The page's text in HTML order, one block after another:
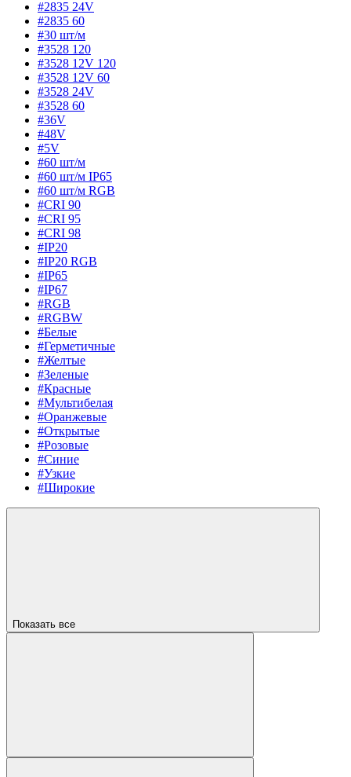
#2835 24V
#2835 60
#30 шт/м
#3528 120
#3528 12V 120
#3528 12V 60
#3528 24V
#3528 60
#36V
#48V
#5V
#60 шт/м
#60 шт/м IP65
#60 шт/м RGB
#CRI 90
#CRI 95
#CRI 98
#IP20
#IP20 RGB
#IP65
#IP67
#RGB
#RGBW
#Белые
#Герметичные
#Желтые
#Зеленые
#Красные
#Мультибелая
#Оранжевые
#Открытые
#Розовые
#Синие
#Узкие
#Широкие
Показать все